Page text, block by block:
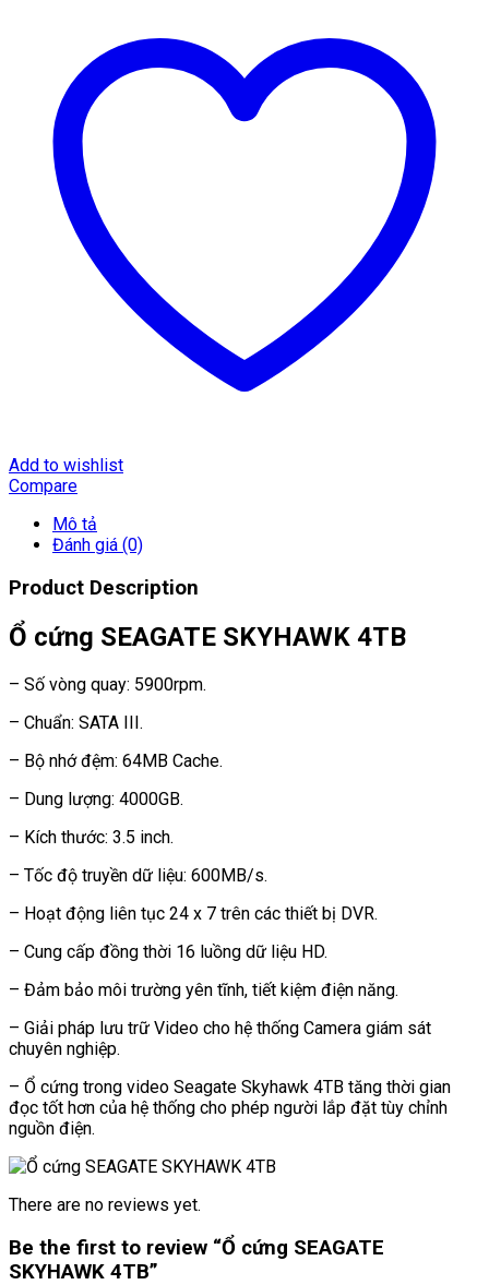
Add to wishlist
Compare
Mô tả
Đánh giá (0)
Product Description
Ổ cứng SEAGATE SKYHAWK 4TB
– Số vòng quay: 5900rpm.
– Chuẩn: SATA III.
– Bộ nhớ đệm: 64MB Cache.
– Dung lượng: 4000GB.
– Kích thước: 3.5 inch.
– Tốc độ truyền dữ liệu: 600MB/s.
– Hoạt động liên tục 24 x 7 trên các thiết bị DVR.
– Cung cấp đồng thời 16 luồng dữ liệu HD.
– Đảm bảo môi trường yên tĩnh, tiết kiệm điện năng.
– Giải pháp lưu trữ Video cho hệ thống Camera giám sát
chuyên nghiệp.
– Ổ cứng trong video Seagate Skyhawk 4TB tăng thời gian
đọc tốt hơn của hệ thống cho phép người lắp đặt tùy chỉnh
nguồn điện.
There are no reviews yet.
Be the first to review “Ổ cứng SEAGATE
SKYHAWK 4TB”